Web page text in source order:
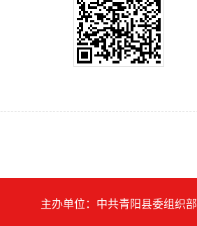
主办单位：中共青阳县委组织部